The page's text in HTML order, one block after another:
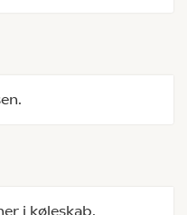
i køleskab.